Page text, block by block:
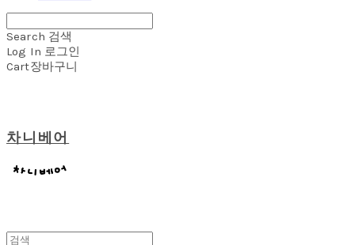
Search 검색
Log In 로그인
Cart장바구니
차니베어